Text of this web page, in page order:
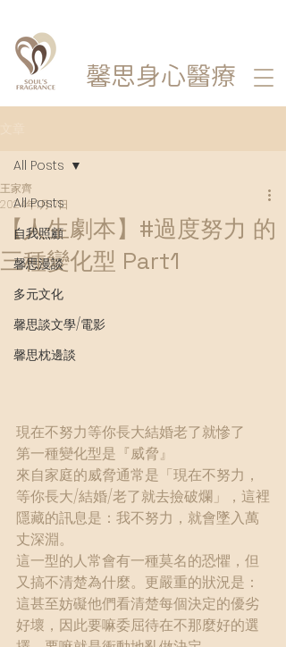
馨思身心醫療
All Posts
自我照顧
馨思漫談
多元文化
馨思談文學/電影
馨思枕邊談
All Posts
【人生劇本】#過度努力 的
三種變化型 Part1
王家齊
2024年1月17日
現在不努力等你長大結婚老了就慘了
第一種變化型是『威脅』
來自家庭的威脅通常是「現在不努力，
等你長大/結婚/老了就去撿破爛」，這裡
隱藏的訊息是：我不努力，就會墜入萬
丈深淵。
這一型的人常會有一種莫名的恐懼，但
又搞不清楚為什麼。更嚴重的狀況是：
這甚至妨礙他們看清楚每個決定的優劣
好壞，因此要嘛委屈待在不那麼好的選